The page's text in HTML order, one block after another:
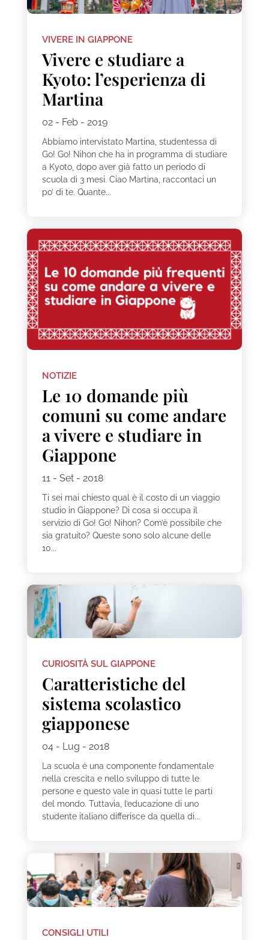
VIVERE IN GIAPPONE
Vivere e studiare a
Kyoto: l’esperienza di
Martina
02 - Feb - 2019
Abbiamo intervistato Martina, studentessa di
Go! Go! Nihon che ha in programma di studiare
a Kyoto, dopo aver già fatto un periodo di
scuola di 3 mesi. Ciao Martina, raccontaci un
po’ di te. Quante...
NOTIZIE
Le 10 domande più
comuni su come andare
a vivere e studiare in
Giappone
11 - Set - 2018
Ti sei mai chiesto qual è il costo di un viaggio
studio in Giappone? Di cosa si occupa il
servizio di Go! Go! Nihon? Com’è possibile che
sia gratuito? Queste sono solo alcune delle
10...
CURIOSITÀ SUL GIAPPONE
Caratteristiche del
sistema scolastico
giapponese
04 - Lug - 2018
La scuola è una componente fondamentale
nella crescita e nello sviluppo di tutte le
persone e questo vale in quasi tutte le parti
del mondo. Tuttavia, l’educazione di uno
studente italiano differisce da quella di...
CONSIGLI UTILI